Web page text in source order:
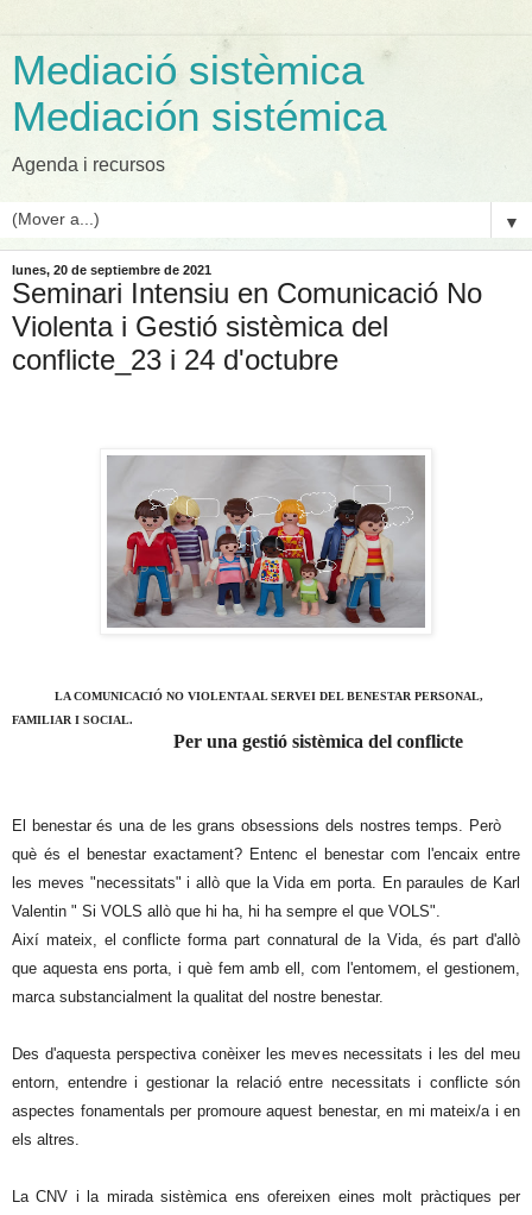
Mediació sistèmica
Mediación sistémica
Agenda i recursos
▼
lunes, 20 de septiembre de 2021
Seminari Intensiu en Comunicació No
Violenta i Gestió sistèmica del
conflicte_23 i 24 d'octubre
LA COMUNICACIÓ NO VIOLENTA AL SERVEI DEL BENESTAR PERSONAL,
FAMILIAR I SOCIAL.
Per una gestió sistèmica del conflicte
El benestar és una de les grans obsessions dels nostres temps. Però
què és el benestar exactament? Entenc el benestar com l'encaix entre
les meves "necessitats" i allò que la Vida em porta. En paraules de Karl
Valentin " Si VOLS allò que hi ha, hi ha sempre el que VOLS".
Així mateix, el conflicte forma part connatural de la Vida, és part d'allò
que aquesta ens porta, i què fem amb ell, com l'entomem, el gestionem,
marca substancialment la qualitat del nostre benestar.
Des d'aquesta perspectiva conèixer les meves necessitats i les del meu
entorn, entendre i gestionar la relació entre necessitats i conflicte són
aspectes fonamentals per promoure aquest benestar, en mi mateix/a i en
els altres.
La CNV i la mirada sistèmica ens ofereixen eines molt pràctiques per